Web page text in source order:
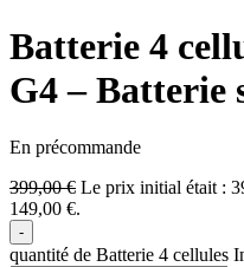
Batterie 4
G4 – Batterie
En précommande
399,00€ Le prix initial était :
149,00 €.
-
quantité de Batterie 4 cellules